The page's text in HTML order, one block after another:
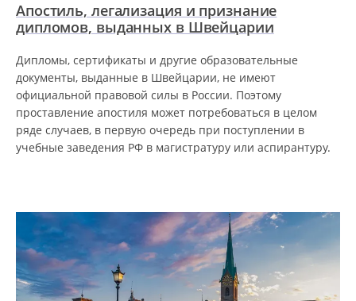
Апостиль, легализация и признание
дипломов, выданных в Швейцарии
Дипломы, сертификаты и другие образовательные
документы, выданные в Швейцарии, не имеют
официальной правовой силы в России. Поэтому
проставление апостиля может потребоваться в целом
ряде случаев, в первую очередь при поступлении в
учебные заведения РФ в магистратуру или аспирантуру.